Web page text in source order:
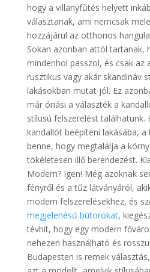
hogy a villanyfűtés helyett
választanak, ami nemcsak
hozzájárul az otthonos
Sokan azonban attól tartanak,
mindenhol passzol, és csak az
rusztikus vagy akár skandináv
lakásokban mutat jól. Ez
már óriási a választék a
stílusú felszerelést találhatunk.
kandallót beépíteni lakásába,
benne, hogy megtalálja a
tökéletesen illő berendezést.
Modern? Igen! Még azoknak
fényről és a tűz látványáról,
modern felszerelésekhez, és
megjelenésű bútorokat,
tévhit, hogy egy modern
nehezen használható és
Budapesten is remek